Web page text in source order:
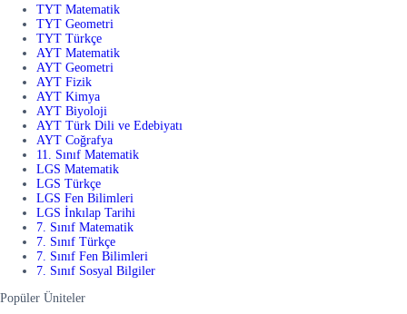
TYT Matematik
TYT Geometri
TYT Türkçe
AYT Matematik
AYT Geometri
AYT Fizik
AYT Kimya
AYT Biyoloji
AYT Türk Dili ve Edebiyatı
AYT Coğrafya
11. Sınıf Matematik
LGS Matematik
LGS Türkçe
LGS Fen Bilimleri
LGS İnkılap Tarihi
7. Sınıf Matematik
7. Sınıf Türkçe
7. Sınıf Fen Bilimleri
7. Sınıf Sosyal Bilgiler
Popüler Üniteler